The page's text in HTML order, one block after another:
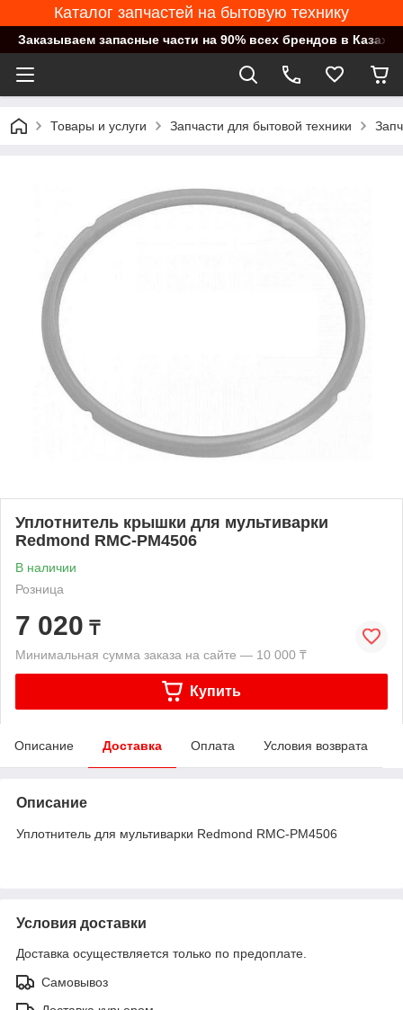
Каталог запчастей на бытовую технику
Заказываем запасные части на 90% всех брендов в
Товары и услуги Запчасти для бытовой техники
Уплотнитель крышки для мультиварки
Redmond RMC-PM4506
В наличии
Розница
7 020 ₸
Минимальная сумма заказа на сайте — 10 000 ₸
Купить
Описание Доставка Оплата Условия возврата
Описание
Уплотнитель для мультиварки Redmond RMC-PM4506
Условия доставки
Доставка осуществляется только по предоплате.
Самовывоз